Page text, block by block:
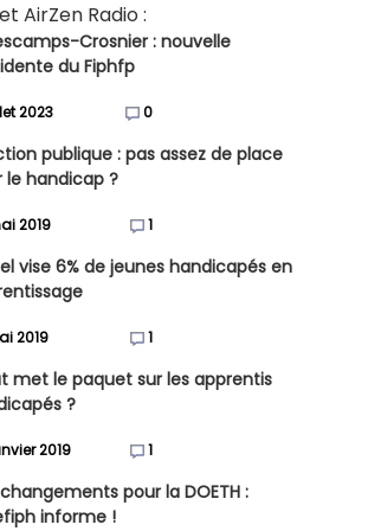
AirZen Radio :
Crosnier : nouvelle
du Fiphfp
2023 0
publique : pas assez de place
le handicap ?
2019 1
vise 6% de jeunes handicapés en
2019 1
met le paquet sur les apprentis
?
2019 1
pour la DOETH :
informe !